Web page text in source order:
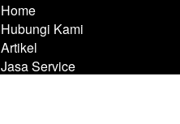
Home
Hubungi Kami
Artikel
Jasa Service